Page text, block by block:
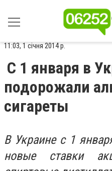
11:03, 1 січня 2014 р.
С 1 января в
подорожали
сигареты
В Украине с 1
новые ставки